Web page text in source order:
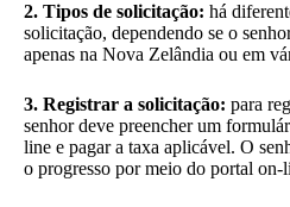
2. Tipos de solicitação: há
solicitação, dependendo se o
apenas na Nova Zelândia ou em
3. Registrar a solicitação: para
senhor deve preencher um
line e pagar a taxa aplicável. O
o progresso por meio do portal on-